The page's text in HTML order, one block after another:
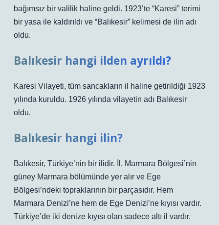
bağımsız bir valilik haline geldi. 1923’te “Karesi” terimi
bir yasa ile kaldırıldı ve “Balıkesir” kelimesi de ilin adı
oldu.
Balıkesir hangi ilden ayrıldı?
Karesi Vilayeti, tüm sancakların il haline getirildiği 1923
yılında kuruldu. 1926 yılında vilayetin adı Balıkesir
oldu.
Balıkesir hangi ilin?
Balıkesir, Türkiye’nin bir ilidir. İl, Marmara Bölgesi’nin
güney Marmara bölümünde yer alır ve Ege
Bölgesi’ndeki topraklarının bir parçasıdır. Hem
Marmara Denizi’ne hem de Ege Denizi’ne kıyısı vardır.
Türkiye’de iki denize kıyısı olan sadece altı il vardır.